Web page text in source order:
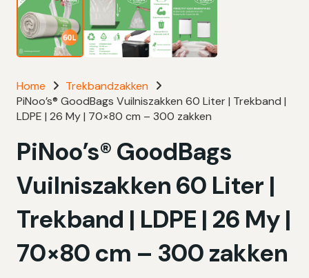
Home
Trekbandzakken
PiNoo’s® GoodBags Vuilniszakken 60 Liter | Trekband |
LDPE | 26 My | 70×80 cm – 300 zakken
PiNoo’s® GoodBags
Vuilniszakken 60 Liter |
Trekband | LDPE | 26 My |
70×80 cm – 300 zakken